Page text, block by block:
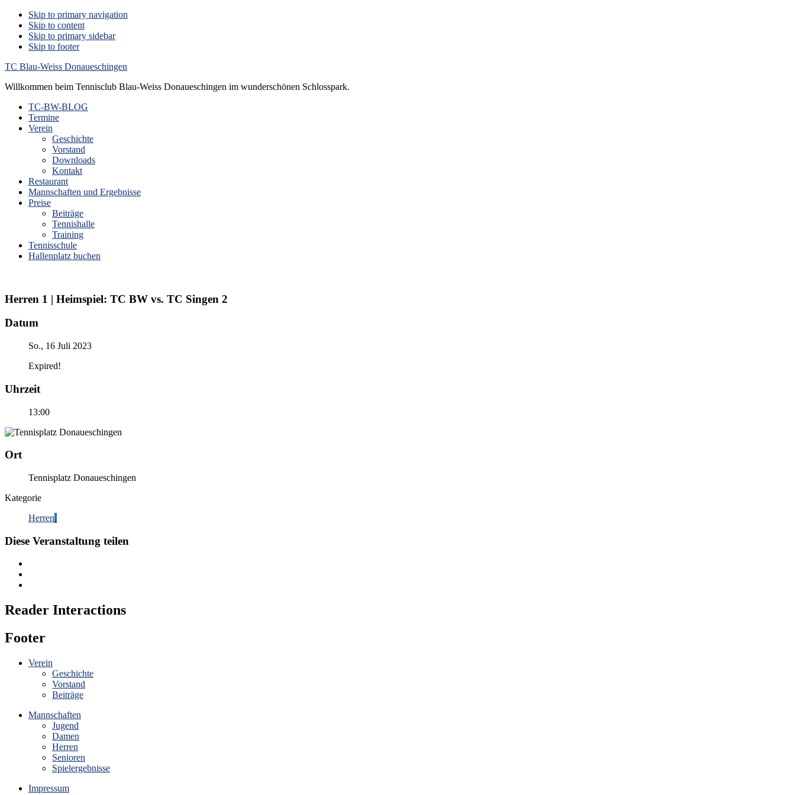
Skip to primary navigation
Skip to content
Skip to primary sidebar
Skip to footer
TC Blau-Weiss Donaueschingen
Willkommen beim Tennisclub Blau-Weiss Donaueschingen im wunderschönen Schlosspark.
TC-BW-BLOG
Termine
Verein
Geschichte
Vorstand
Downloads
Kontakt
Restaurant
Mannschaften und Ergebnisse
Preise
Beiträge
Tennishalle
Training
Tennisschule
Hallenplatz buchen
Herren 1 | Heimspiel: TC BW vs. TC Singen 2
Datum
So., 16 Juli 2023
Expired!
Uhrzeit
13:00
Ort
Tennisplatz Donaueschingen
Kategorie
Herren
Diese Veranstaltung teilen
Reader Interactions
Footer
Verein
Geschichte
Vorstand
Beiträge
Mannschaften
Jugend
Damen
Herren
Senioren
Spielergebnisse
Impressum